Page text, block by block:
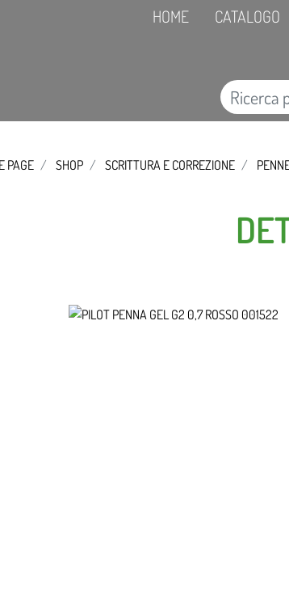
HOME CATALOGO
PAGE SHOP SCRITTURA E CORREZIONE